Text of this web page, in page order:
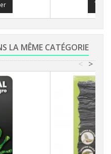

LA MÊME CATÉGORIE
>
<